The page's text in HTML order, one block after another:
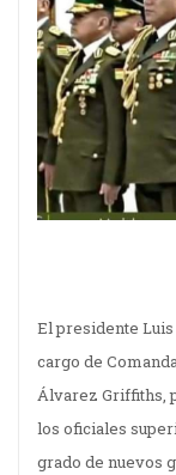
El presidente
cargo de
Álvarez Griffiths,
los oficiales
grado de nuevos